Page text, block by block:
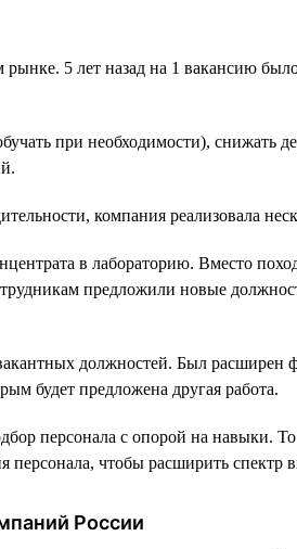
5 лет назад на 1 вакансию было
при необходимости), снижать
компания реализовала
в лабораторию. Вместо
предложили новые
должностей. Был расширен
будет предложена другая работа.
персонала с опорой на навыки. То
чтобы расширить спектр
России